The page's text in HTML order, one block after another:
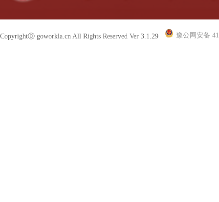
Copyrightⓒ goworkla.cn All Rights Reserved Ver 3.1.29 豫公网安备